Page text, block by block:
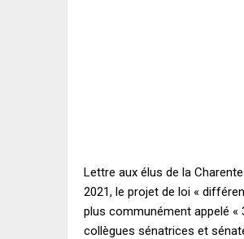
Lettre aux élus de la
2021, le projet de loi «
plus communément appelé «
collègues sénatrices et